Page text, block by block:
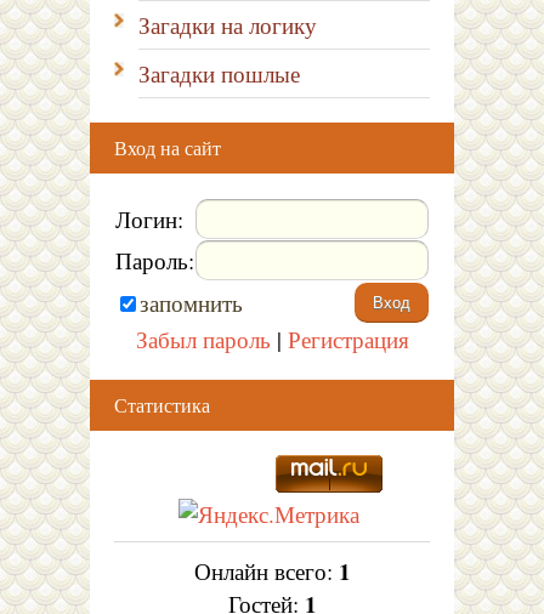
Загадки на логику
Загадки пошлые
Вход на сайт
Логин:
Пароль:
запомнить
Забыл пароль | Регистрация
Статистика
Онлайн всего: 1
Гостей: 1